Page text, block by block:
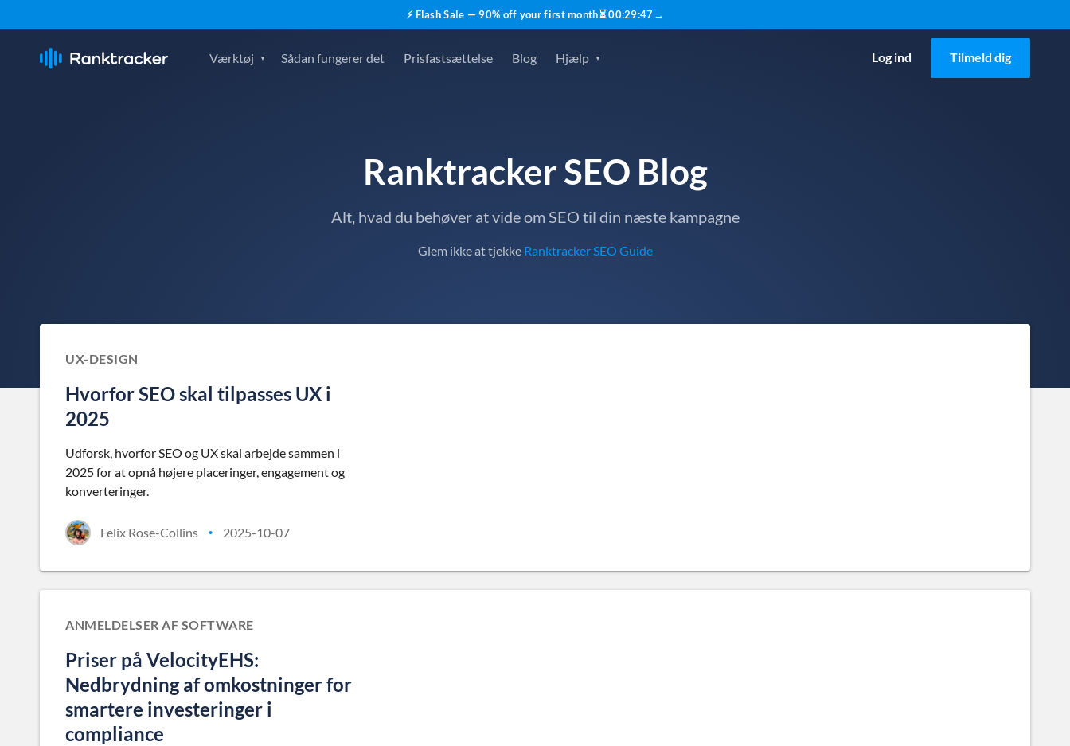
⚡ Flash Sale — 90% off your first month⏳00:29:46→
Værktøj Sådan fungerer det Prisfastsættelse Blog Hjælp Log ind Tilmeld dig
Ranktracker SEO Blog
Alt, hvad du behøver at vide om SEO til din næste kampagne
Glem ikke at tjekke Ranktracker SEO Guide
UX-DESIGN
Hvorfor SEO skal tilpasses UX i
2025
Udforsk, hvorfor SEO og UX skal arbejde sammen i
2025 for at opnå højere placeringer, engagement og
konverteringer.
Felix Rose-Collins • 2025-10-07
ANMELDELSER AF SOFTWARE
Priser på VelocityEHS:
Nedbrydning af omkostninger for
smartere investeringer i
compliance